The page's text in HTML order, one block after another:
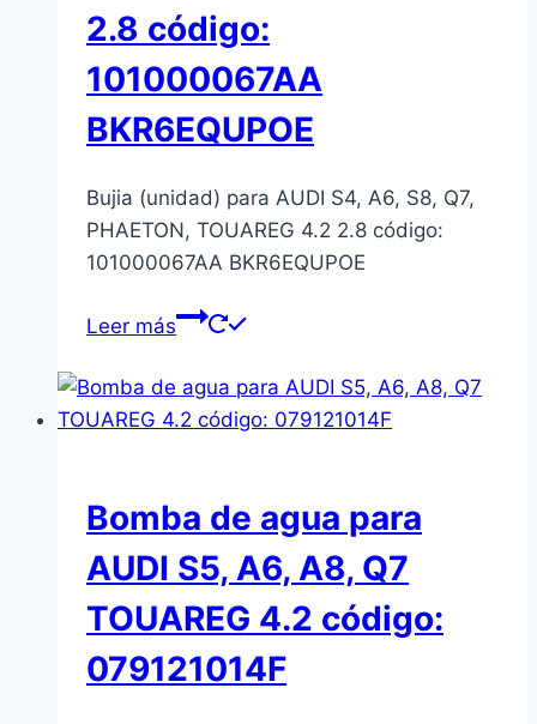
2.8 código:
101000067AA
BKR6EQUPOE
Bujia (unidad) para AUDI S4, A6, S8, Q7,
PHAETON, TOUAREG 4.2 2.8 código:
101000067AA BKR6EQUPOE
Leer más
Bomba de agua para
AUDI S5, A6, A8, Q7
TOUAREG 4.2 código:
079121014F